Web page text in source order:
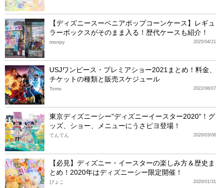
【ディズニースーベニアポップコーンケース】レギュ
ラーボックスがそのまま入る！歴代ケースも紹介！
2025/04/21
monpy
USJワンピース・プレミアショー2021まとめ！料金、
チケットの種類と販売スケジュール
2022/06/07
Tomo
東京ディズニーシー"ディズニーイースター2020"！グ
ッズ、ショー、メニューにうさピヨ登場！
2020/03/06
てんてん
【必見】ディズニー・イースターの楽しみ方＆歴史ま
とめ！2020年はディズニーシー限定開催！
2020/01/31
ぴょこ